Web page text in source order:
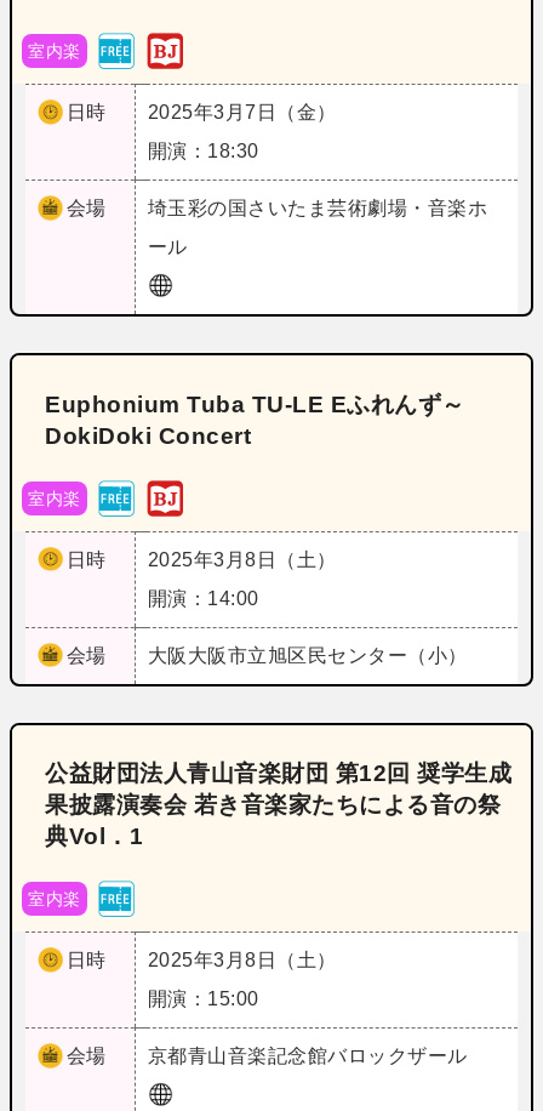
室内楽
日時
2025年3月7日（金）
開演：18:30
会場 埼玉彩の国さいたま芸術劇場・音楽ホ
ール
Euphonium Tuba TU‐LE Eふれんず～
DokiDoki Concert
室内楽
日時
2025年3月8日（土）
開演：14:00
会場 大阪 大阪市立旭区民センター（小）
公益財団法人青山音楽財団 第12回 奨学生成
果披露演奏会 若き音楽家たちによる音の祭
典Vol．1
室内楽
日時
2025年3月8日（土）
開演：15:00
会場 京都青山音楽記念館バロックザール